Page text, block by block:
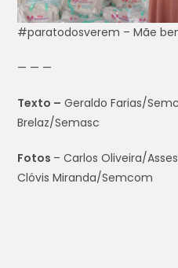
#paratodosverem – Mãe
— — —
Texto – Geraldo Farias/
Brelaz/Semasc
Fotos – Carlos Oliveira/
Clóvis Miranda/Semcom